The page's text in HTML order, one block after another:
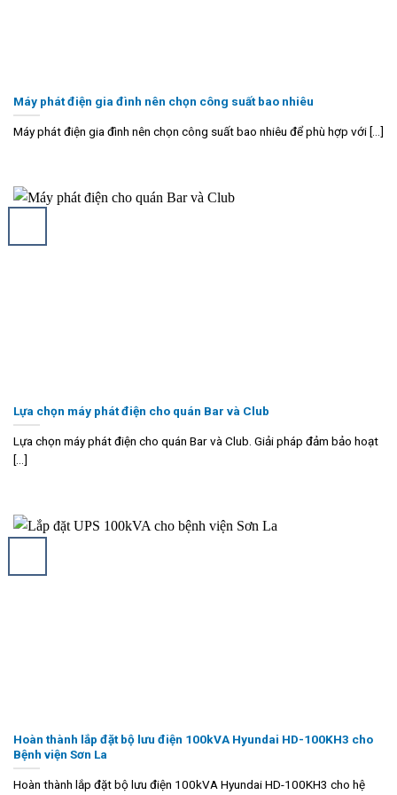
Máy phát điện gia đình nên chọn công suất bao nhiêu
Máy phát điện gia đình nên chọn công suất bao nhiêu để phù hợp với [...]
Lựa chọn máy phát điện cho quán Bar và Club
Lựa chọn máy phát điện cho quán Bar và Club. Giải pháp đảm bảo hoạt
[...]
Hoàn thành lắp đặt bộ lưu điện 100kVA Hyundai HD-100KH3 cho
Bệnh viện Sơn La
Hoàn thành lắp đặt bộ lưu điện 100kVA Hyundai HD-100KH3 cho hệ